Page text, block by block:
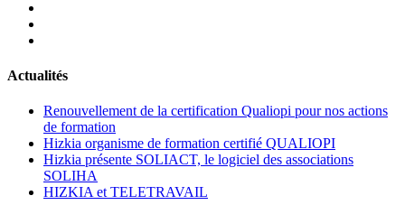
Actualités
Renouvellement de la certification Qualiopi pour nos actions
de formation
Hizkia organisme de formation certifié QUALIOPI
Hizkia présente SOLIACT, le logiciel des associations
SOLIHA
HIZKIA et TELETRAVAIL